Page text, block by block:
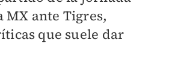
MX ante Tigres,
que suele dar